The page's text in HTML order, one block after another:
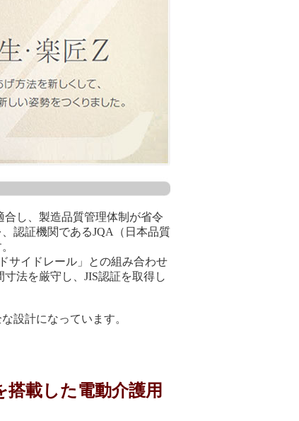
し、製造品質管理体制が省令
認証機関であるJQA（日本品質
サイドレール」との組み合わせ
法を厳守し、JIS認証を取得し
設計になっています。
載した電動介護用